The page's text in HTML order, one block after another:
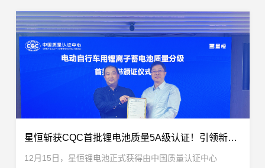
星恒斩获CQC首批锂电池质量5A级认证！引领新国标电动自行车锂电新标杆
12月15日，星恒锂电池正式获得由中国质量认证中心